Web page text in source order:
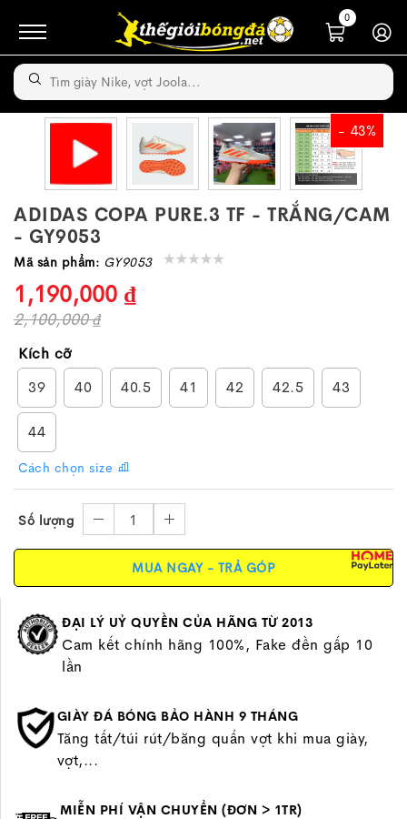
0
- 43%
ADIDAS COPA PURE.3 TF - TRẮNG/CAM
- GY9053
Mã sản phẩm: GY9053
1,190,000 ₫
2,100,000 ₫
Kích cỡ
39
40 40.5 41 42 42.5 43
44
Cách chọn size
Số lượng 1
MUA NGAY - TRẢ GÓP
ĐẠI LÝ UỶ QUYỀN CỦA HÃNG TỪ 2013
Cam kết chính hãng 100%, Fake đền gấp 10
lần
GIÀY ĐÁ BÓNG BẢO HÀNH 9 THÁNG
Tăng tất/túi rút/băng quấn vợt khi mua giày,
vợt,...
MIỄN PHÍ VẬN CHUYỂN (ĐƠN > 1TR)